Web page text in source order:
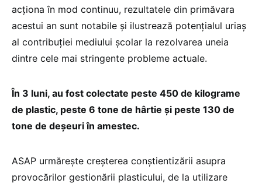
acționa în mod continuu, rezultatele din primăvara
acestui an sunt notabile și ilustrează potențialul uriaș
al contribuției mediului școlar la rezolvarea uneia
dintre cele mai stringente probleme actuale.
În 3 luni, au fost colectate peste 450 de kilograme
de plastic, peste 6 tone de hârtie și peste 130 de
tone de deșeuri în amestec.
ASAP urmărește creșterea conștientizării asupra
provocărilor gestionării plasticului, de la utilizare